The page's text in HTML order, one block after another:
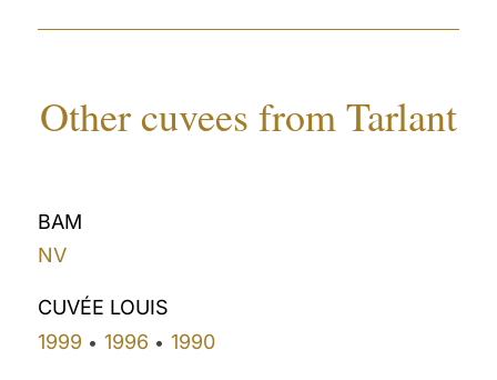
Other cuvees from Tarlant
BAM
NV
CUVÉE LOUIS
1999 • 1996 • 1990